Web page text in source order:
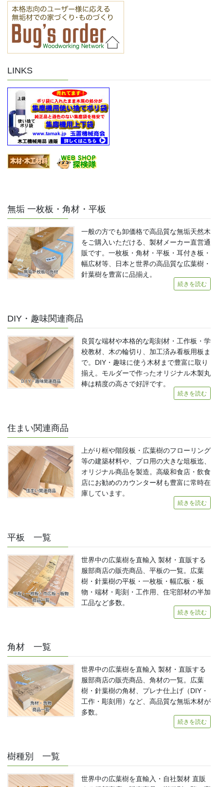
LINKS
無垢 一枚板・角材・平板
一般の方でも卸価格で高品質な無垢天然木
をご購入いただける、製材メーカー直営通
販です。一枚板・角材・平板・耳付き板・
幅広材等、日本と世界の高品質な広葉樹・
針葉樹を豊富に品揃え。
続きを読む
DIY・趣味関連商品
良質な端材や本格的な彫刻材・工作板・学
校教材、木の輪切り、加工済み看板用板ま
で。DIY・趣味に使う木材まで豊富に取り
揃え。モルダーで作ったオリジナル木製丸
棒は精度の高さで好評です。
続きを読む
住まい関連商品
上がり框や階段板・広葉樹のフローリング
等の建築材料や、プロ用の大きな俎板迄、
オリジナル商品を製造。高級和食店・飲食
店にお勧めのカウンター材も豊富に常時在
庫しています。
続きを読む
平板 一覧
世界中の広葉樹を直輸入 製材・直販する
服部商店の販売商品、平板の一覧。広葉
樹・針葉樹の平板・一枚板・幅広板・板
物・端材・彫刻・工作用、住宅部材の半加
工品など多数。
続きを読む
角材 一覧
世界中の広葉樹を直輸入 製材・直販する
服部商店の販売商品、角材の一覧。広葉
樹・針葉樹の角材、プレナ仕上げ（DIY・
工作・彫刻用）など、高品質な無垢木材が
多数。
続きを読む
樹種別 一覧
世界中の広葉樹を直輸入・自社製材 直販